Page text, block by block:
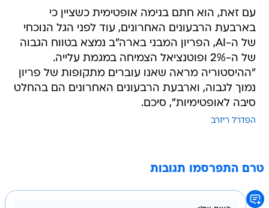
עם זאת, הוא חתם בנימה אופטימית כשציין כי
בארבעת הרבעונים האחרונים, עוד לפני הגל הנוכחי
של ה-AI, הפריון המבני בארה"ב נמצא בטווח הגבוה
של ה-2% ופוטנציאל הצמיחה במגמת עלייה.
"ההיסטוריה מראה שאנו עוברים מתקופות של פריון
נמוך לגבוה, וארבעת הרבעונים האחרונים הם בהחלט
סיבה לאופטימיות", סיכם.
הפדרל ריזרב
טרם התפרסמו תגובות